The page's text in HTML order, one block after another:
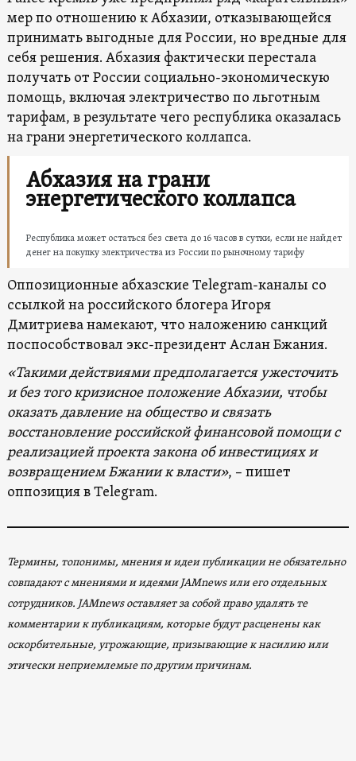
мер по отношению к Абхазии, отказывающейся
принимать выгодные для России, но вредные для
себя решения. Абхазия фактически перестала
получать от России социально-экономическую
помощь, включая электричество по льготным
тарифам, в результате чего республика оказалась
на грани энергетического коллапса.
Абхазия на грани
энергетического коллапса
Республика может остаться без света до 16 часов в сутки, если не найдет
денег на покупку электричества из России по рыночному тарифу
Оппозиционные абхазские Telegram-каналы со
ссылкой на российского блогера Игоря
Дмитриева намекают, что наложению санкций
поспособствовал экс-президент Аслан Бжания.
«Такими действиями предполагается ужесточить
и без того кризисное положение Абхазии, чтобы
оказать давление на общество и связать
восстановление российской финансовой помощи с
реализацией проекта закона об инвестициях и
возвращением Бжании к власти», – пишет
оппозиция в Telegram.
Термины, топонимы, мнения и идеи публикации не обязательно
совпадают с мнениями и идеями JAMnews или его отдельных
сотрудников. JAMnews оставляет за собой право удалять те
комментарии к публикациям, которые будут расценены как
оскорбительные, угрожающие, призывающие к насилию или
этически неприемлемые по другим причинам.